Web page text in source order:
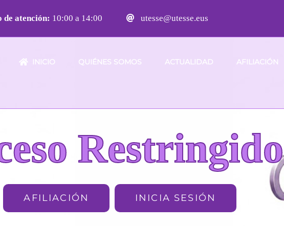
atención: 10:00 a 14:00 utesse@utesse.eus
INICIO QUIÉNES SOMOS ACTUALIDAD AFILIACIÓN
Restringido
AFILIACIÓN INICIA SESIÓN